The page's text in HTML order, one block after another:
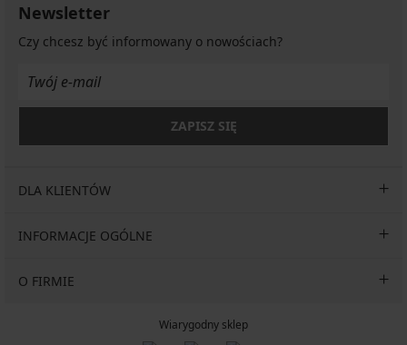
Newsletter
Czy chcesz być informowany o nowościach?
ZAPISZ SIĘ
DLA KLIENTÓW
INFORMACJE OGÓLNE
O FIRMIE
Wiarygodny sklep